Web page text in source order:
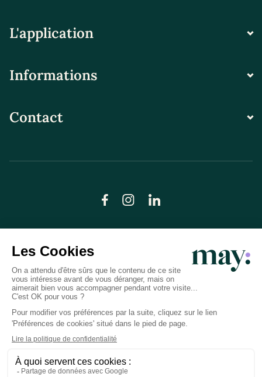
L'application
Informations
Contact
© LN CARE 2026
Politique de confidentialité
Conditions générales d’utilisation
Plan du site
Crédits photos